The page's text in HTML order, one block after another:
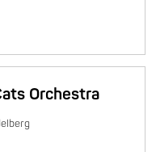
Orchestra